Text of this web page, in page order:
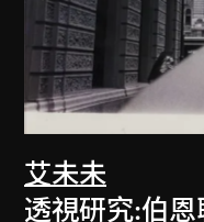
艾未未
透視研究:伯